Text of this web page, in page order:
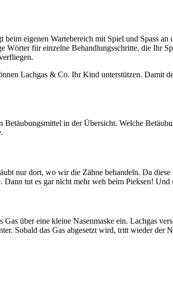
eigenen Wartebereich mit Spiel und Spass
für einzelne Behandlungsschritte, die Ihr
Lachgas & Co. Ihr Kind unterstützen. Damit
Betäubungsmittel in der Übersicht. Welche
nur dort, wo wir die Zähne behandeln. Da
tut es gar nicht mehr weh beim Pieksen! Und
über eine kleine Nasenmaske ein. Lachgas
Sobald das Gas abgesetzt wird, tritt wieder der